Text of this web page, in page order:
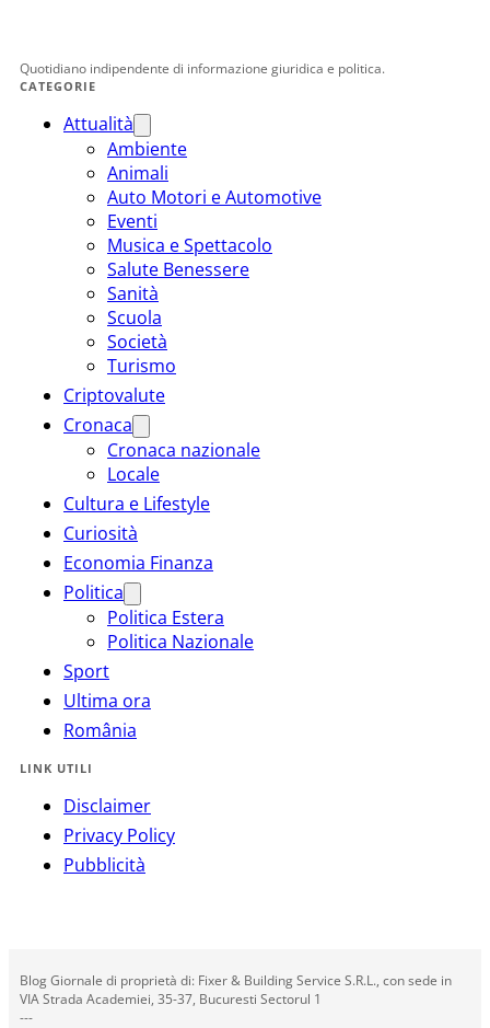
Quotidiano indipendente di informazione giuridica e politica.
CATEGORIE
Attualità
Ambiente
Animali
Auto Motori e Automotive
Eventi
Musica e Spettacolo
Salute Benessere
Sanità
Scuola
Società
Turismo
Criptovalute
Cronaca
Cronaca nazionale
Locale
Cultura e Lifestyle
Curiosità
Economia Finanza
Politica
Politica Estera
Politica Nazionale
Sport
Ultima ora
România
LINK UTILI
Disclaimer
Privacy Policy
Pubblicità
Blog Giornale di proprietà di: Fixer & Building Service S.R.L., con sede in
VIA Strada Academiei, 35-37, Bucuresti Sectorul 1
---